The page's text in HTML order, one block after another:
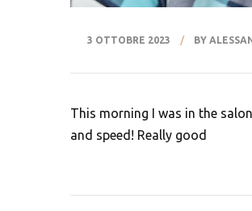
3 OTTOBRE 2023 BY
This morning I was in the
and speed! Really good